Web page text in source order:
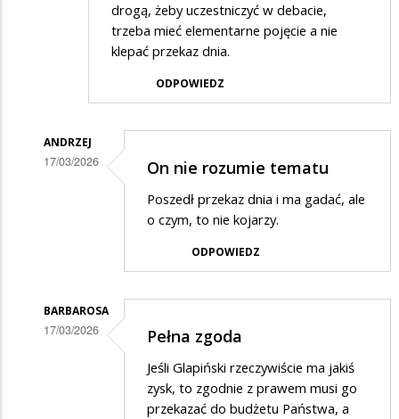
drogą, żeby uczestniczyć w debacie,
trzeba mieć elementarne pojęcie a nie
klepać przekaz dnia.
ODPOWIEDZ
ANDRZEJ
17/03/2026
na
On nie rozumie tematu
Poszedł przekaz dnia i ma gadać, ale
o czym, to nie kojarzy.
ODPOWIEDZ
BARBAROSA
17/03/2026 Pełna zgoda
Jeśli Glapiński rzeczywiście ma jakiś
zysk, to zgodnie z prawem musi go
przekazać do budżetu Państwa, a